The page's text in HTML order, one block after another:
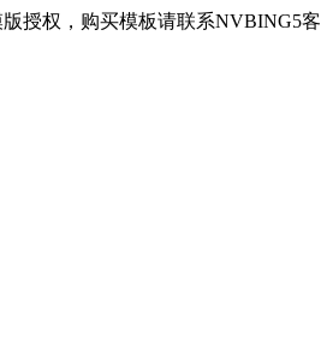
授权，购买模板请联系NVBING5客